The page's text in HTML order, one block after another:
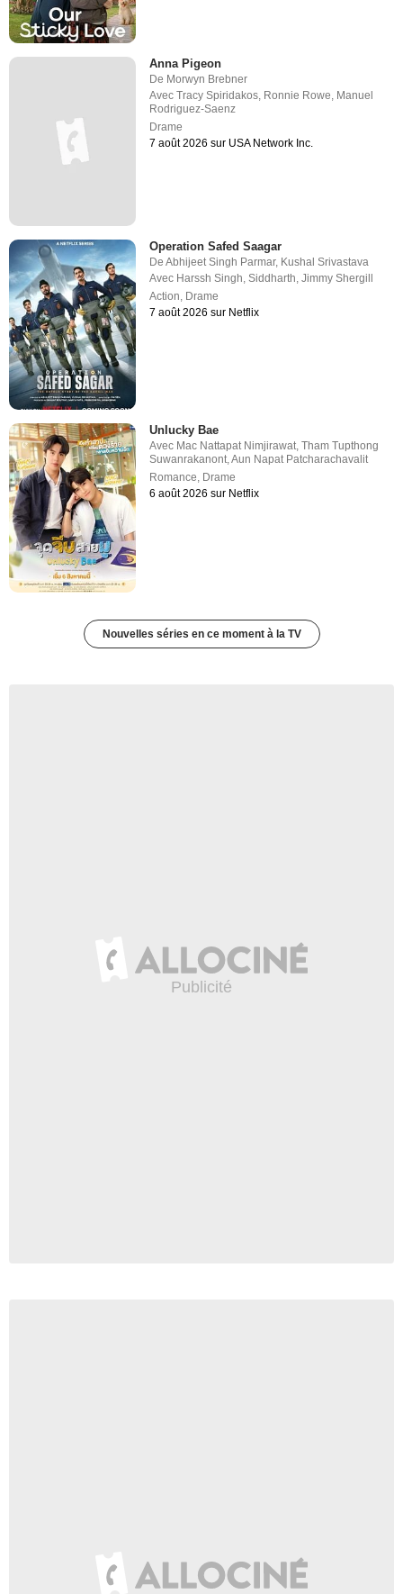
Anna Pigeon
De Morwyn Brebner
AvecTracy Spiridakos, Ronnie Rowe, Manuel
Rodriguez-Saenz
Drame
7 août 2026 sur USA Network Inc.
Operation Safed Saagar
DeAbhijeet Singh Parmar, Kushal Srivastava
Avec Harssh Singh,Siddharth,Jimmy Shergill
Action, Drame
7 août 2026 sur Netflix
Unlucky Bae
Avec Mac Nattapat Nimjirawat ,Tham Tupthong
Suwanrakanont ,Aun Napat Patcharachavalit
Romance Drame
6 août 2026 sur Netflix
Nouvelles séries en ce moment à la TV